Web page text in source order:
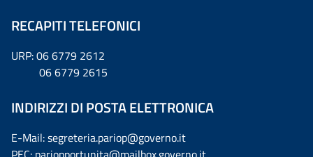
RECAPITI TELEFONICI
URP: 06 6779 2612
06 6779 2615
INDIRIZZI DI POSTA ELETTRONICA
E-Mail: segreteria.pariop@governo.it